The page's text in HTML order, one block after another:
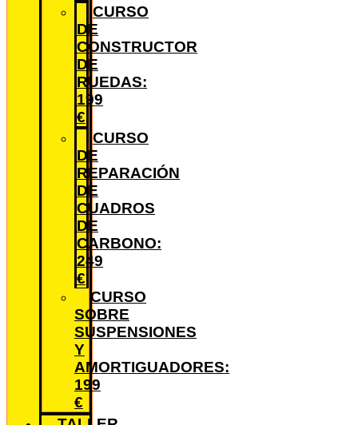
CURSO
DE
CONSTRUCTOR
DE
RUEDAS:
199
€
CURSO
DE
REPARACIÓN
DE
CUADROS
DE
CARBONO:
249
€
CURSO
SOBRE
SUSPENSIONES
Y
AMORTIGUADORES:
199
€